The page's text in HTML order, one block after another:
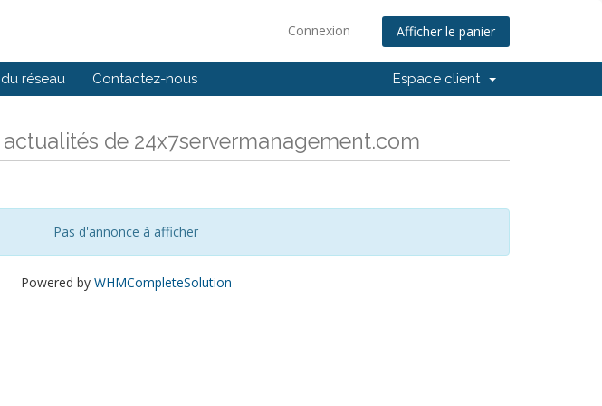
Connexion Afficher le panier
réseau Contactez-nous Espace client
actualités de 24x7servermanagement.com
Pas d'annonce à afficher
Powered by WHMCompleteSolution